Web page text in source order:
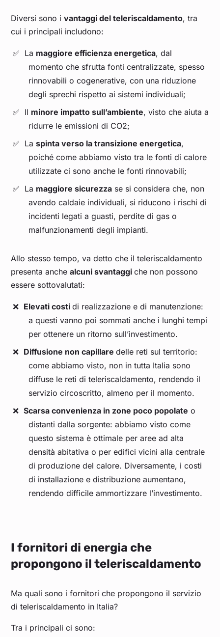
Diversi sono ivantaggi del teleriscaldamento, tra
cui i principali includono:
La maggiore efficienza energetica, dal
momento che sfrutta fonti centralizzate, spesso
rinnovabili o cogenerative, con una riduzione
degli sprechi rispetto ai sistemi individuali;
Il minore impatto sull’ambiente, visto che aiuta a
ridurre le emissioni di CO2;
La spinta verso la transizione energetica,
poiché come abbiamo visto tra le fonti di calore
utilizzate ci sono anche le fonti rinnovabili;
La maggiore sicurezza se si considera che, non
avendo caldaie individuali, si riducono i rischi di
incidenti legati a guasti, perdite di gas o
malfunzionamenti degli impianti.
Allo stesso tempo, va detto che il teleriscaldamento
presenta anchealcuni svantaggiche non possono
essere sottovalutati:
Elevati costi di realizzazione e di manutenzione:
a questi vanno poi sommati anche i lunghi tempi
per ottenere un ritorno sull’investimento.
Diffusione non capillare delle reti sul territorio:
come abbiamo visto, non in tutta Italia sono
diffuse le reti di teleriscaldamento, rendendo il
servizio circoscritto, almeno per il momento.
Scarsa convenienza in zone poco popolate o
distanti dalla sorgente: abbiamo visto come
questo sistema è ottimale per aree ad alta
densità abitativa o per edifici vicini alla centrale
di produzione del calore. Diversamente, i costi
di installazione e distribuzione aumentano,
rendendo difficile ammortizzare l’investimento.
I fornitori di energia che
propongono il teleriscaldamento
Ma quali sono i fornitori che propongono il servizio
di teleriscaldamento in Italia?
Tra i principali ci sono: